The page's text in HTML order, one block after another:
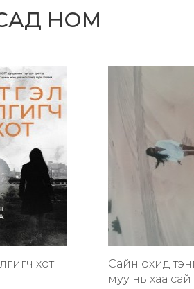
НОМ
хот
Сайн охид
муу нь хаа